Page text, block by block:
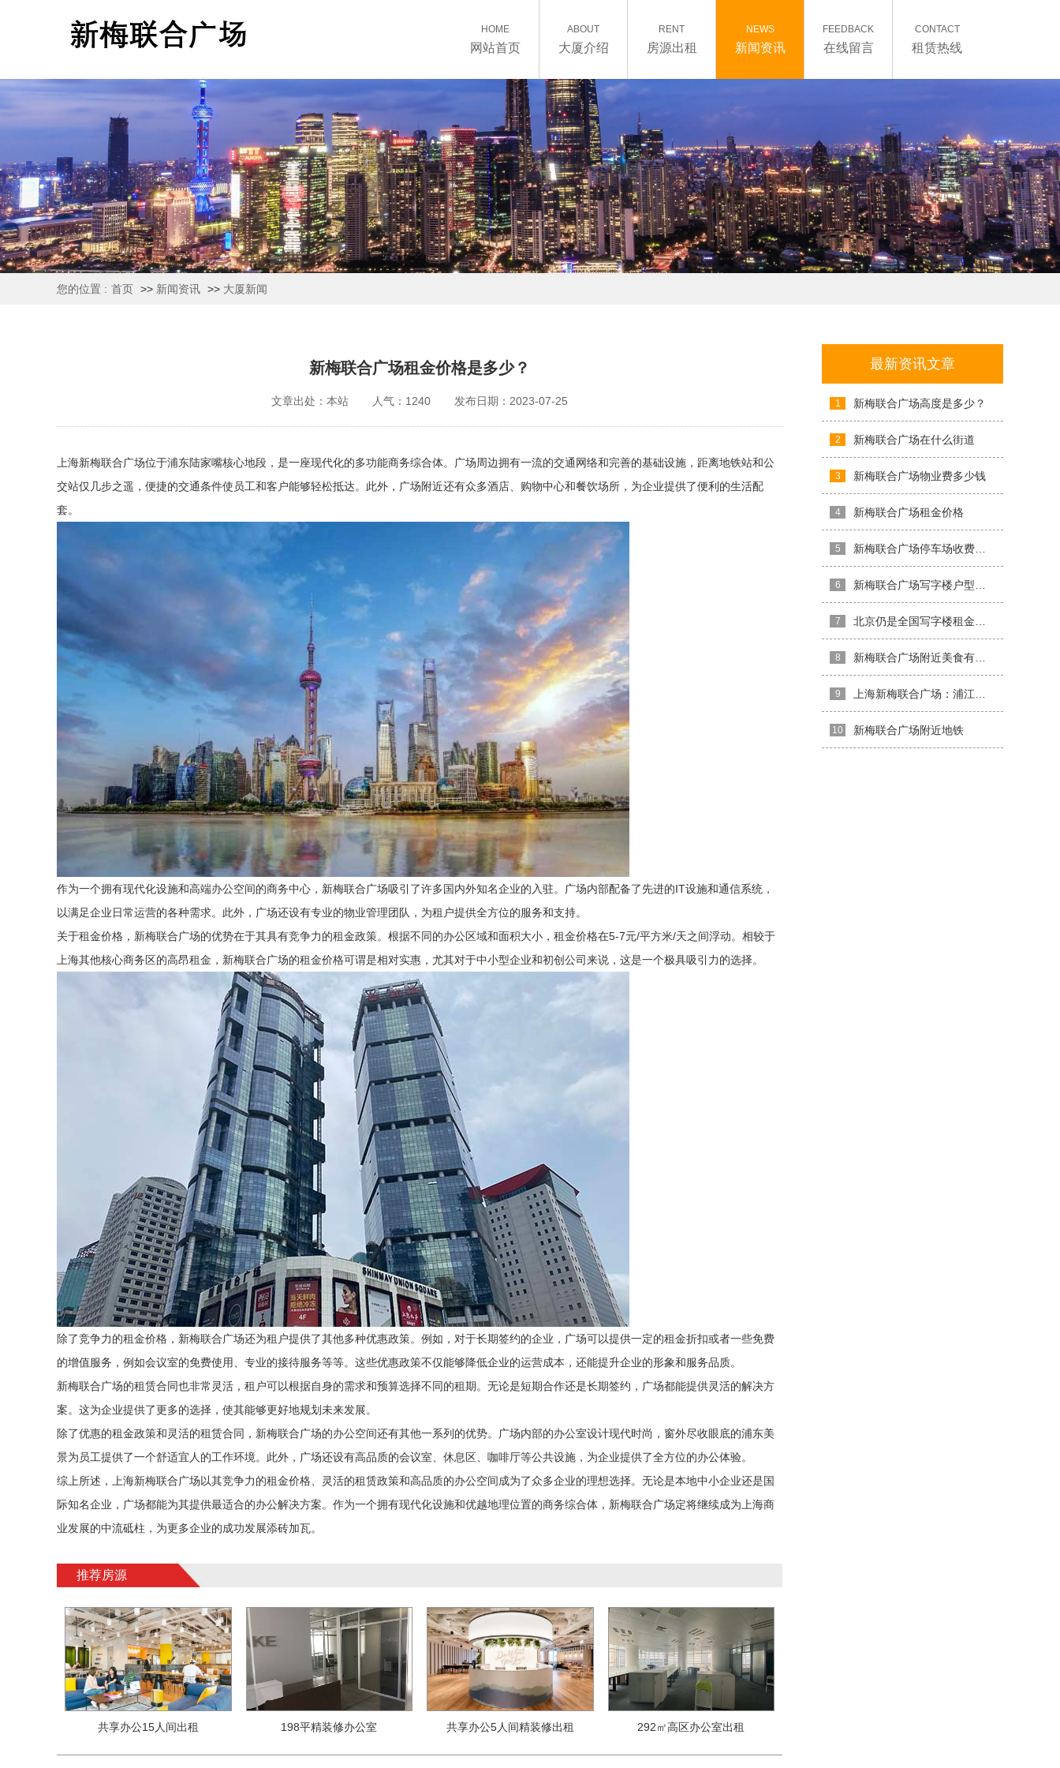
HOME
网站首页
ABOUT
大厦介绍
RENT
房源出租
NEWS
新闻资讯
FEEDBACK
在线留言
CONTACT
租赁热线
您的位置 : 首页 >> 新闻资讯 >> 大厦新闻
新梅联合广场租金价格是多少？
文章出处：本站 人气：1240 发布日期：2023-07-25
上海新梅联合广场位于浦东陆家嘴核心地段，是一座现代化的多功能商务综合体。广场周边拥有一流的交通网络和完善的基础设施，距离地铁站和公
交站仅几步之遥，便捷的交通条件使员工和客户能够轻松抵达。此外，广场附近还有众多酒店、购物中心和餐饮场所，为企业提供了便利的生活配
套。
作为一个拥有现代化设施和高端办公空间的商务中心，新梅联合广场吸引了许多国内外知名企业的入驻。广场内部配备了先进的IT设施和通信系统，
以满足企业日常运营的各种需求。此外，广场还设有专业的物业管理团队，为租户提供全方位的服务和支持。
关于租金价格，新梅联合广场的优势在于其具有竞争力的租金政策。根据不同的办公区域和面积大小，租金价格在5-7元/平方米/天之间浮动。相较于
上海其他核心商务区的高昂租金，新梅联合广场的租金价格可谓是相对实惠，尤其对于中小型企业和初创公司来说，这是一个极具吸引力的选择。
除了竞争力的租金价格，新梅联合广场还为租户提供了其他多种优惠政策。例如，对于长期签约的企业，广场可以提供一定的租金折扣或者一些免费
的增值服务，例如会议室的免费使用、专业的接待服务等等。这些优惠政策不仅能够降低企业的运营成本，还能提升企业的形象和服务品质。
新梅联合广场的租赁合同也非常灵活，租户可以根据自身的需求和预算选择不同的租期。无论是短期合作还是长期签约，广场都能提供灵活的解决方
案。这为企业提供了更多的选择，使其能够更好地规划未来发展。
除了优惠的租金政策和灵活的租赁合同，新梅联合广场的办公空间还有其他一系列的优势。广场内部的办公室设计现代时尚，窗外尽收眼底的浦东美
景为员工提供了一个舒适宜人的工作环境。此外，广场还设有高品质的会议室、休息区、咖啡厅等公共设施，为企业提供了全方位的办公体验。
综上所述，上海新梅联合广场以其竞争力的租金价格、灵活的租赁政策和高品质的办公空间成为了众多企业的理想选择。无论是本地中小企业还是国
际知名企业，广场都能为其提供最适合的办公解决方案。作为一个拥有现代化设施和优越地理位置的商务综合体，新梅联合广场定将继续成为上海商
业发展的中流砥柱，为更多企业的成功发展添砖加瓦。
推荐房源
共享办公15人间出租 198平精装修办公室 共享办公5人间精装修出租 292㎡高区办公室出租
最新资讯文章
1 新梅联合广场高度是多少？
2 新梅联合广场在什么街道
3 新梅联合广场物业费多少钱
4 新梅联合广场租金价格
5
6
7
8
9
10 新梅联合广场附近地铁